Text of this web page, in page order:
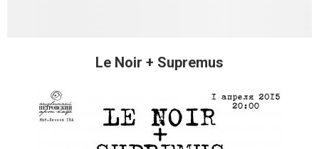
Le Noir + Supremus